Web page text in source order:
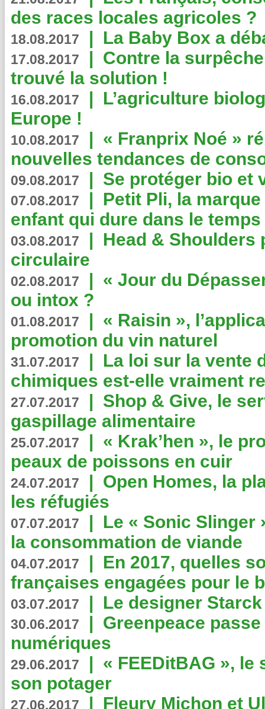
des races locales agricoles ?
18.08.2017 | La Baby Box a
17.08.2017 | Contre la
trouvé la solution !
16.08.2017 | L’agriculture
Europe !
10.08.2017 | « Franprix Noé »
nouvelles tendances de
09.08.2017 | Se protéger bio et
07.08.2017 | Petit Pli, la
enfant qui dure dans le temps
03.08.2017 | Head & Shoulders
circulaire
02.08.2017 | « Jour du
ou intox ?
01.08.2017 | « Raisin »,
promotion du vin naturel
31.07.2017 | La loi sur la vente
chimiques est-elle vraiment
27.07.2017 | Shop & Give, le
gaspillage alimentaire
25.07.2017 | « Krak’hen », le
peaux de poissons en cuir
24.07.2017 | Open Homes, la
les réfugiés
07.07.2017 | Le « Sonic Slinger
la consommation de viande
04.07.2017 | En 2017, quelles
françaises engagées pour le
03.07.2017 | Le designer
30.06.2017 | Greenpeace
numériques
29.06.2017 | « FEEDitBAG », le
son potager
27.06.2017 | Fleury Michon et